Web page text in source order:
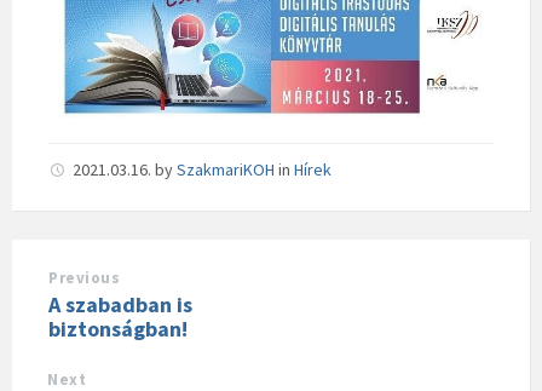
2021.03.16. bySzakmariKOH in Hírek
Previous
A szabadban is
biztonságban!
Next